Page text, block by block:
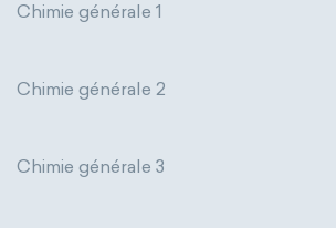
Chimie générale 1
Chimie générale 2
Chimie générale 3